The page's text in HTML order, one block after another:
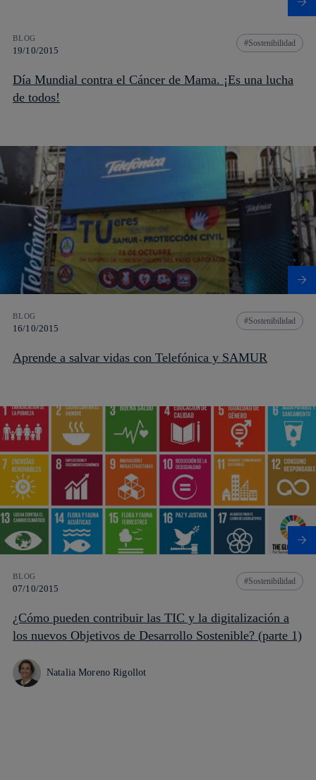
BLOG
19/10/2015
Sostenibilidad
Día Mundial contra el Cáncer de Mama. ¡Es una lucha
de todos!
BLOG
16/10/2015
Sostenibilidad
Aprende a salvar vidas con Telefónica y SAMUR
BLOG
07/10/2015
Sostenibilidad
¿Cómo pueden contribuir las TIC y la digitalización a
los nuevos Objetivos de Desarrollo Sostenible? (parte 1)
Natalia Moreno Rigollot